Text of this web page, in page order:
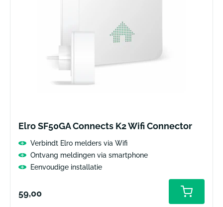
Elro SF50GA Connects K2 Wifi Connector
Verbindt Elro melders via Wifi
Ontvang meldingen via smartphone
Eenvoudige installatie
Normale
59,00